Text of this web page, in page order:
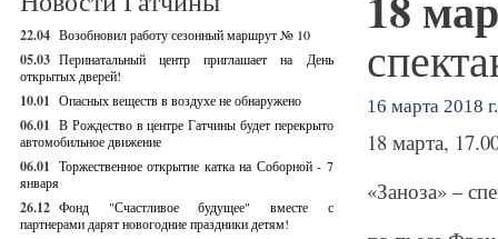
22.04 Возобновил работу сезонный маршрут № 10
05.03 Перинатальный центр приглашает на День
открытых дверей!
10.01 Опасных веществ в воздухе не обнаружено
06.01 В Рождество в центре Гатчины будет перекрыто
автомобильное движение
06.01 Торжественное открытие катка на Соборной - 7
января
26.12 Фонд "Счастливое будущее" вместе с
партнерами дарят новогодние праздники детям!
16 марта 2018 г.
18 марта,
«Заноза» –